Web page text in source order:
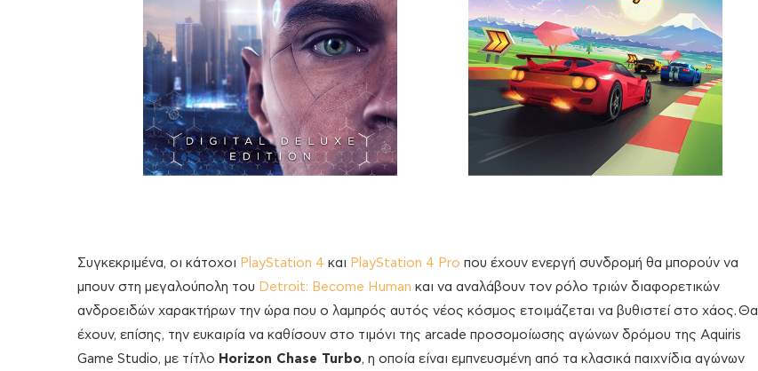
Συγκεκριμένα, οι κάτοχοι PlayStation 4 και PlayStation 4 Pro που έχουν ενεργή συνδρομή θα μπορούν να
μπουν στη μεγαλούπολη του
Detroit: Become Human και να αναλάβουν τον ρόλο τριών διαφορετικών
ανδροειδών χαρακτήρων την ώρα που ο λαμπρός αυτός νέος κόσμος ετοιμάζεται να βυθιστεί στο χάος. Θα
έχουν, επίσης, την ευκαιρία να καθίσουν στο τιμόνι της arcade προσομοίωσης αγώνων δρόμου της Aquiris
Game Studio, με τίτλο Horizon Chase Turbo, η οποία είναι εμπνευσμένη από τα κλασικά παιχνίδια αγώνων